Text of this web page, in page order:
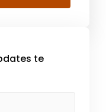
zoals
te